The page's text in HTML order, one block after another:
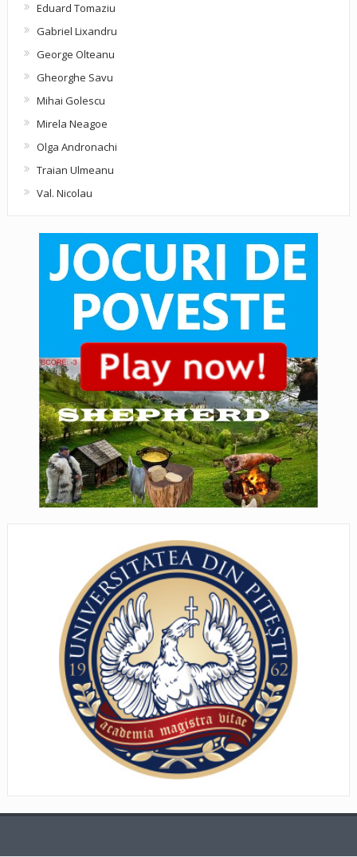
Eduard Tomaziu
Gabriel Lixandru
George Olteanu
Gheorghe Savu
Mihai Golescu
Mirela Neagoe
Olga Andronachi
Traian Ulmeanu
Val. Nicolau